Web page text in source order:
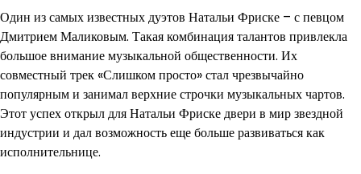
Один из самых известных дуэтов Натальи Фриске – с певцом
Дмитрием Маликовым. Такая комбинация талантов привлекла
большое внимание музыкальной общественности. Их
совместный трек «Слишком просто» стал чрезвычайно
популярным и занимал верхние строчки музыкальных чартов.
Этот успех открыл для Натальи Фриске двери в мир звездной
индустрии и дал возможность еще больше развиваться как
исполнительнице.